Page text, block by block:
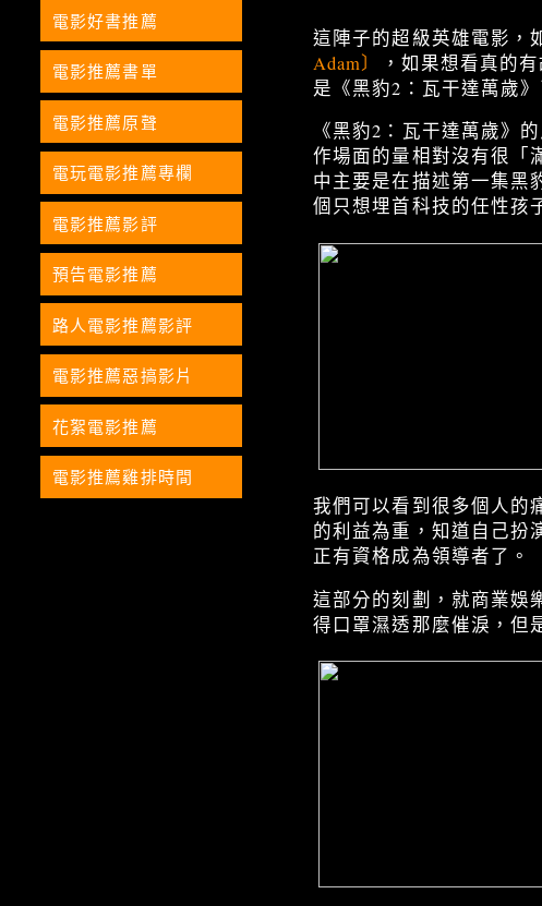
這陣子的超級英雄電影，
Adam〕
，如果想看真的
是《黑豹2：瓦干達萬歲》
《黑豹2：瓦干達萬歲》
作場面的量相對沒有很「
中主要是在描述第一集黑
個只想埋首科技的任性孩
我們可以看到很多個人的
的利益為重，知道自己扮
正有資格成為領導者了。
這部分的刻劃，就商業娛
得口罩濕透那麼催淚，但
電影好書推薦
電影推薦書單
電影推薦原聲
電玩電影推薦專欄
電影推薦影評
預告電影推薦
路人電影推薦影評
電影推薦惡搞影片
花絮電影推薦
電影推薦雞排時間